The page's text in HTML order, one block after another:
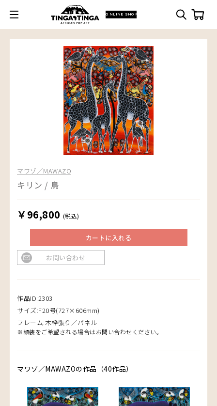
ONLINE SHOP
マワゾ／MAWAZO
キリン / 鳥
￥96,800 (税込)
カートに入れる
お問い合わせ
作品ID:2303
サイズ:F20号(727×606mm)
フレーム:木枠張り／パネル
※額装をご希望される場合はお問い合わせください。
マワゾ／MAWAZOの作品（40作品）